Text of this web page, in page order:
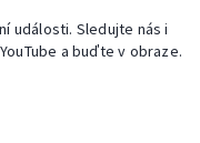
události. Sledujte nás i
a buďte v obraze.